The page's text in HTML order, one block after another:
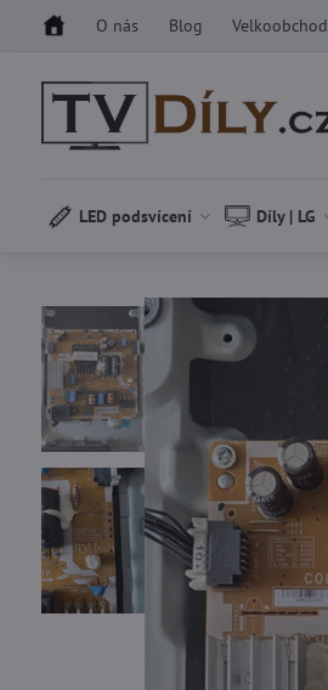
O nás Blog Velkoobchod
LED podsvícení Díly | LG